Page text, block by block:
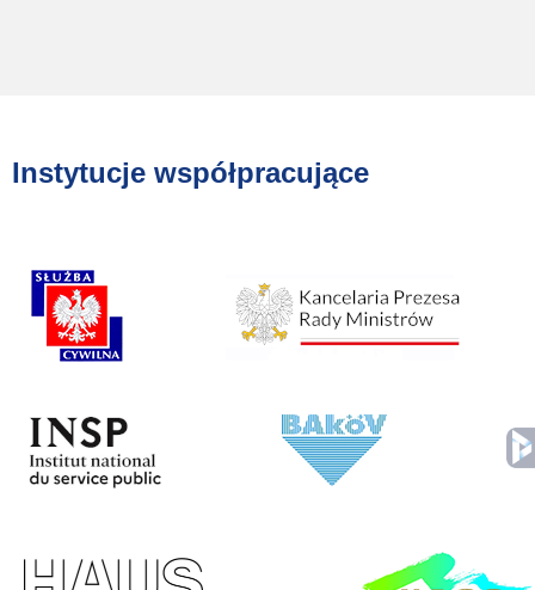
Instytucje współpracujące